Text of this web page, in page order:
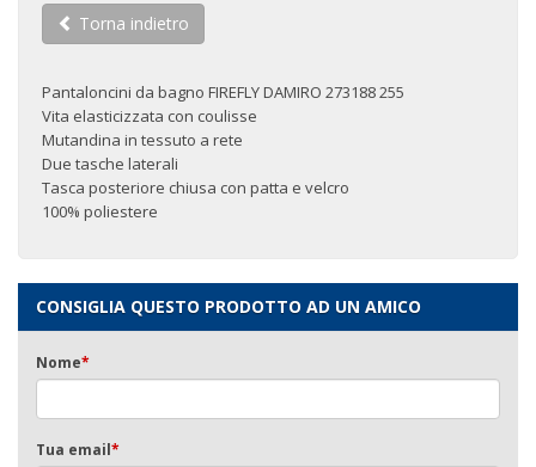
Torna indietro
Pantaloncini da bagno FIREFLY DAMIRO 273188 255
Vita elasticizzata con coulisse
Mutandina in tessuto a rete
Due tasche laterali
Tasca posteriore chiusa con patta e velcro
100% poliestere
CONSIGLIA QUESTO PRODOTTO AD UN AMICO
Nome*
Tua email*